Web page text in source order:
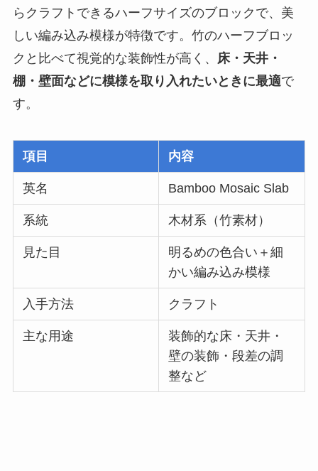
らクラフトできるハーフサイズのブロックで、美
しい編み込み模様が特徴です。竹のハーフブロッ
クと比べて視覚的な装飾性が高く、
床・天井・
棚・壁面などに模様を取り入れたいときに最適で
す。
項目 内容
英名 Bamboo Mosaic Slab
系統 木材系（竹素材）
見た目
明るめの色合い＋細
かい編み込み模様
入手方法 クラフト
主な用途
装飾的な床・天井・
壁の装飾・段差の調
整など